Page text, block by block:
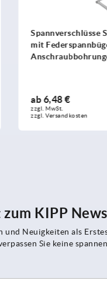
Spannverschlüsse
mit
ab6,48 €
zzgl. MwSt.
zzgl. Versandkosten
zum KIPP
und Neuigkeiten als
Sie keine